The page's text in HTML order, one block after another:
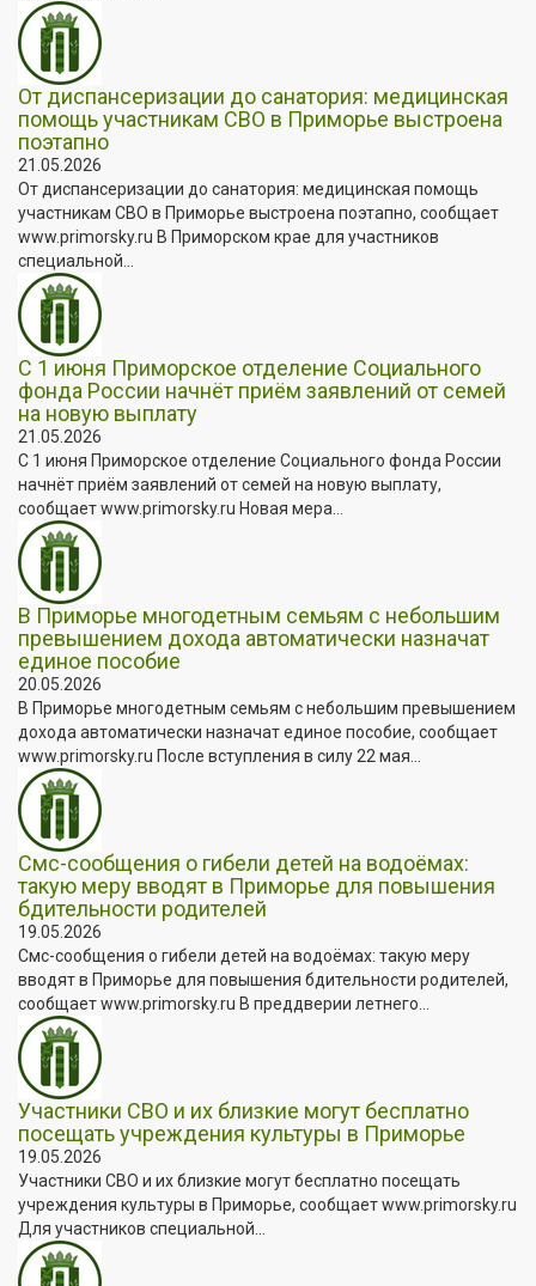
От диспансеризации до санатория: медицинская
помощь участникам СВО в Приморье выстроена
поэтапно
21.05.2026
От диспансеризации до санатория: медицинская помощь
участникам СВО в Приморье выстроена поэтапно, сообщает
www.primorsky.ru В Приморском крае для участников
специальной...
С 1 июня Приморское отделение Социального
фонда России начнёт приём заявлений от семей
на новую выплату
21.05.2026
С 1 июня Приморское отделение Социального фонда России
начнёт приём заявлений от семей на новую выплату,
сообщает www.primorsky.ru Новая мера...
В Приморье многодетным семьям с небольшим
превышением дохода автоматически назначат
единое пособие
20.05.2026
В Приморье многодетным семьям с небольшим превышением
дохода автоматически назначат единое пособие, сообщает
www.primorsky.ru После вступления в силу 22 мая...
Смс-сообщения о гибели детей на водоёмах:
такую меру вводят в Приморье для повышения
бдительности родителей
19.05.2026
Смс-сообщения о гибели детей на водоёмах: такую меру
вводят в Приморье для повышения бдительности родителей,
сообщает www.primorsky.ru В преддверии летнего...
Участники СВО и их близкие могут бесплатно
посещать учреждения культуры в Приморье
19.05.2026
Участники СВО и их близкие могут бесплатно посещать
учреждения культуры в Приморье, сообщает www.primorsky.ru
Для участников специальной...